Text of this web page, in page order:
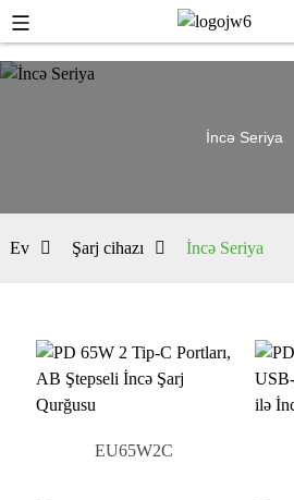
İncə Seriya
Ev Şarj cihazı İncə Seriya
EU65W2C